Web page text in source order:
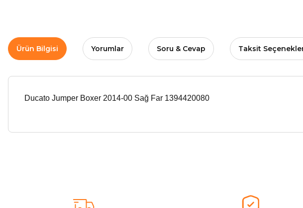
Ürün Bilgisi Yorumlar Soru & Cevap Taksit
Ducato Jumper Boxer 2014-00 Sağ Far 1394420080